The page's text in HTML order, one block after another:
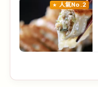
人氣No.2